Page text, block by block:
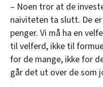
– Noen tror at de
naiviteten ta slutt. De
penger. Vi må ha en
til velferd, ikke til
for de mange, ikke for
går det ut over de som